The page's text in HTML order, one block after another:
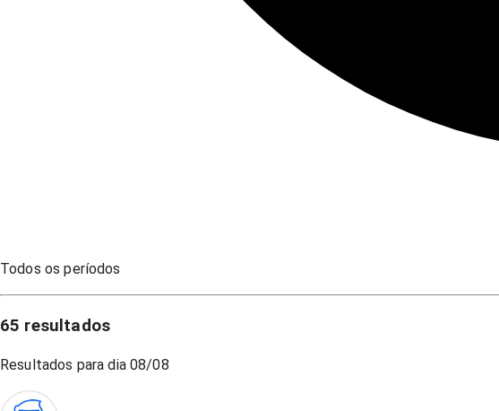
Todos os períodos
65 resultados
Resultados para dia 08/08